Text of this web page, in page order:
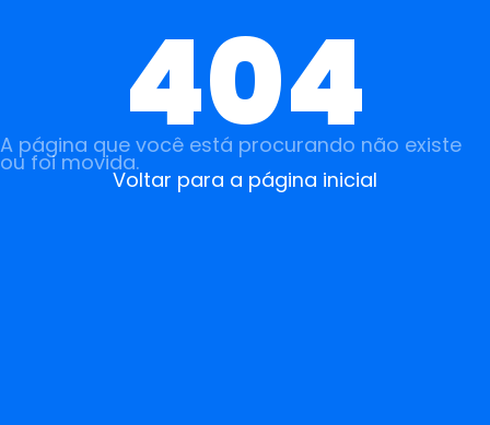
404
A página que você está procurando não existe
ou foi movida.
Voltar para a página inicial